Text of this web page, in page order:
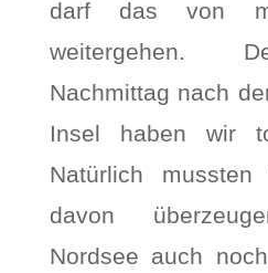
darf das von
weitergehen.
Nachmittag nach
Insel haben wir
Natürlich
davon
Nordsee auch